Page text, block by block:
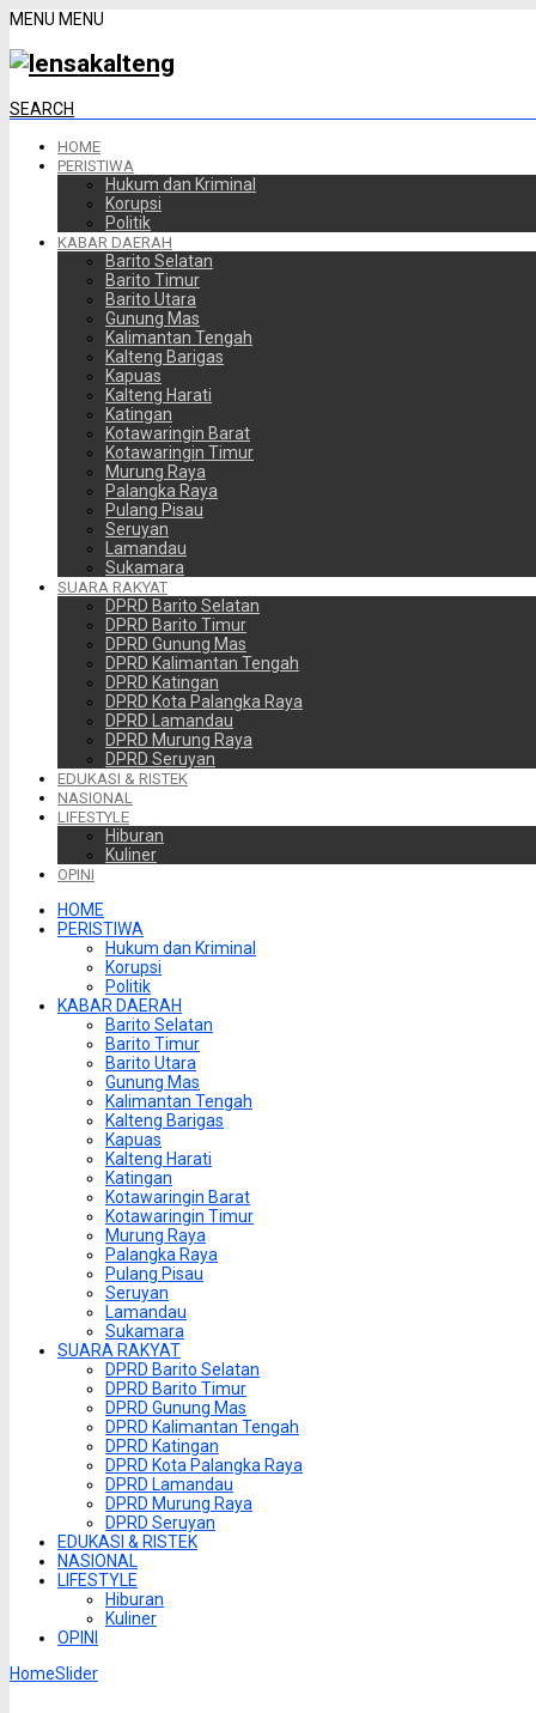
MENU MENU
SEARCH
HOME
PERISTIWA
Hukum dan Kriminal
Korupsi
Politik
KABAR DAERAH
Barito Selatan
Barito Timur
Barito Utara
Gunung Mas
Kalimantan Tengah
Kalteng Barigas
Kapuas
Kalteng Harati
Katingan
Kotawaringin Barat
Kotawaringin Timur
Murung Raya
Palangka Raya
Pulang Pisau
Seruyan
Lamandau
Sukamara
SUARA RAKYAT
DPRD Barito Selatan
DPRD Barito Timur
DPRD Gunung Mas
DPRD Kalimantan Tengah
DPRD Katingan
DPRD Kota Palangka Raya
DPRD Lamandau
DPRD Murung Raya
DPRD Seruyan
EDUKASI & RISTEK
NASIONAL
LIFESTYLE
Hiburan
Kuliner
OPINI
HOME
PERISTIWA
Hukum dan Kriminal
Korupsi
Politik
KABAR DAERAH
Barito Selatan
Barito Timur
Barito Utara
Gunung Mas
Kalimantan Tengah
Kalteng Barigas
Kapuas
Kalteng Harati
Katingan
Kotawaringin Barat
Kotawaringin Timur
Murung Raya
Palangka Raya
Pulang Pisau
Seruyan
Lamandau
Sukamara
SUARA RAKYAT
DPRD Barito Selatan
DPRD Barito Timur
DPRD Gunung Mas
DPRD Kalimantan Tengah
DPRD Katingan
DPRD Kota Palangka Raya
DPRD Lamandau
DPRD Murung Raya
DPRD Seruyan
EDUKASI & RISTEK
NASIONAL
LIFESTYLE
Hiburan
Kuliner
OPINI
HomeSlider